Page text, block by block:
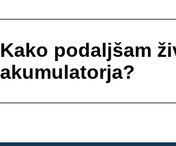
Kako podaljšam
akumulatorja?